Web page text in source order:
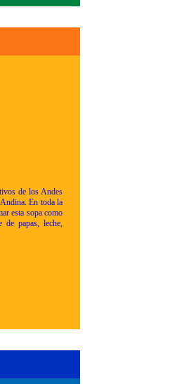
de los Andes
En toda la
esta sopa como
de papas, leche,